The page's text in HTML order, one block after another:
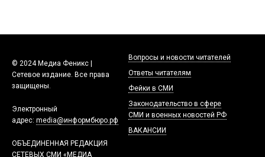
© 2024 Медиа Феникс |
Сетевое издание. Все права
защищены.
Электронный
адрес: media@информбюро.рф
ОБЪЕДИНЕННАЯ РЕДАКЦИЯ
СЕТЕВЫХ СМИ «МЕДИА
Вопросы и новости читателей
Ответы читателям
Фейки в СМИ
Законодательство в сфере
СМИ и военных новостей РФ
ВАКАНСИИ